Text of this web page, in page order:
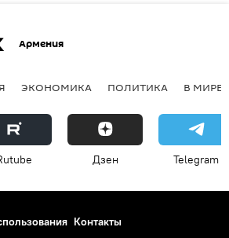
Армения
ЭКОНОМИКА ПОЛИТИКА В МИРЕ
Дзен Telegram
Контакты